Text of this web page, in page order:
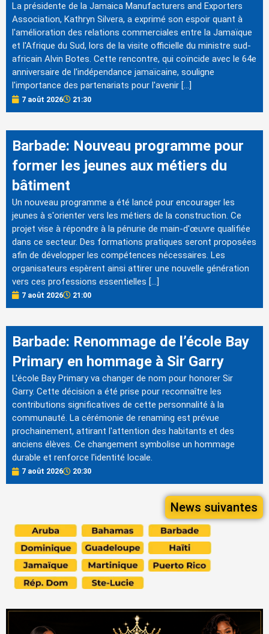
La présidente de la Jamaica Manufacturers and Exporters
Association, Kathryn Silvera, a exprimé son espoir quant à
l'amélioration des relations commerciales entre la Jamaïque
et l'Afrique du Sud, lors de la visite officielle du ministre sud-
africain Alvin Botes. Cette rencontre, qui coïncide avec le 64e
anniversaire de l'indépendance jamaïcaine, souligne
l'importance des partenariats pour l'avenir […]
7 août 2026 21:30
Barbade: Nouveau programme pour
former les jeunes aux métiers du
bâtiment
Un nouveau programme a été lancé pour encourager les
jeunes à s'orienter vers les métiers de la construction. Ce
projet vise à répondre à la pénurie de main-d'œuvre qualifiée
dans ce secteur. Des formations pratiques seront proposées
afin de développer les compétences nécessaires. Les
organisateurs espèrent ainsi attirer une nouvelle génération
vers ces professions essentielles […]
7 août 2026 21:00
Barbade: Renommage de l’école Bay
Primary en hommage à Sir Garry
L'école Bay Primary va changer de nom pour honorer Sir
Garry. Cette décision a été prise pour reconnaître les
contributions significatives de cette personnalité à la
communauté. La cérémonie de renaming est prévue
prochainement, attirant l'attention des habitants et des
anciens élèves. Ce changement symbolise un hommage
durable et renforce l'identité locale.
7 août 2026 20:30
News suivantes